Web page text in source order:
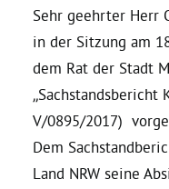
Robin Korte, MdL
Delegierte
Sehr geehrter Herr
in der Sitzung am
dem Rat der Stadt
„Sachstandsbericht
V/0895/2017)
Dem
Land NRW seine